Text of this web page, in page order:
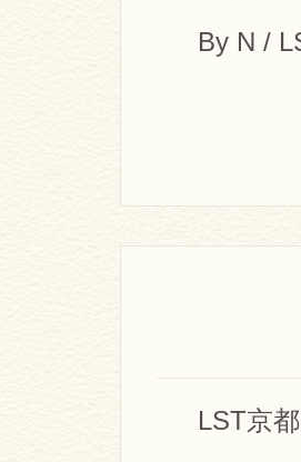
By N /
LST京